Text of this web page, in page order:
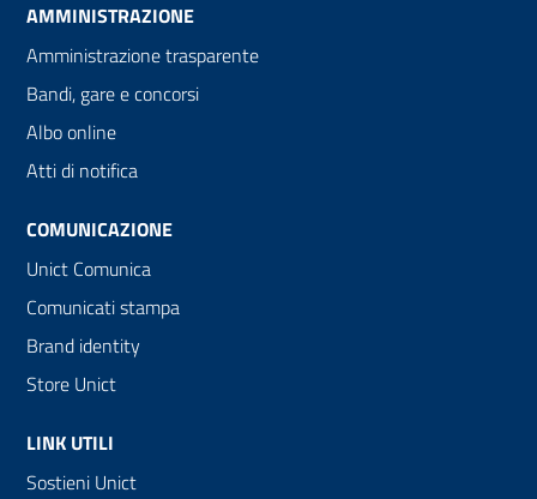
AMMINISTRAZIONE
Amministrazione trasparente
Bandi, gare e concorsi
Albo online
Atti di notifica
COMUNICAZIONE
Unict Comunica
Comunicati stampa
Brand identity
Store Unict
LINK UTILI
Sostieni Unict